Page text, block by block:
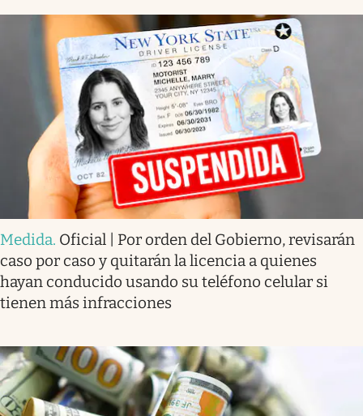
Medida. Oficial | Por orden del Gobierno, revisarán
caso por caso y quitarán la licencia a quienes
hayan conducido usando su teléfono celular si
tienen más infracciones